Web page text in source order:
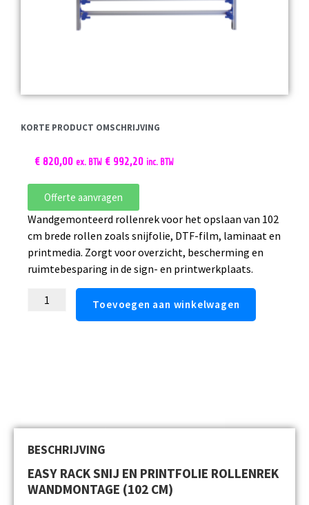
KORTE PRODUCT OMSCHRIJVING
Wandgemonteerd rollenrek voor het opslaan van 102
cm brede rollen zoals snijfolie, DTF-film, laminaat en
printmedia. Zorgt voor overzicht, bescherming en
ruimtebesparing in de sign- en printwerkplaats.
€ 820,00 ex. BTW € 992,20 inc. BTW
Toevoegen aan winkelwagen
Offerte aanvragen
BESCHRIJVING
EASY RACK SNIJ EN PRINTFOLIE ROLLENREK
WANDMONTAGE (102 CM)